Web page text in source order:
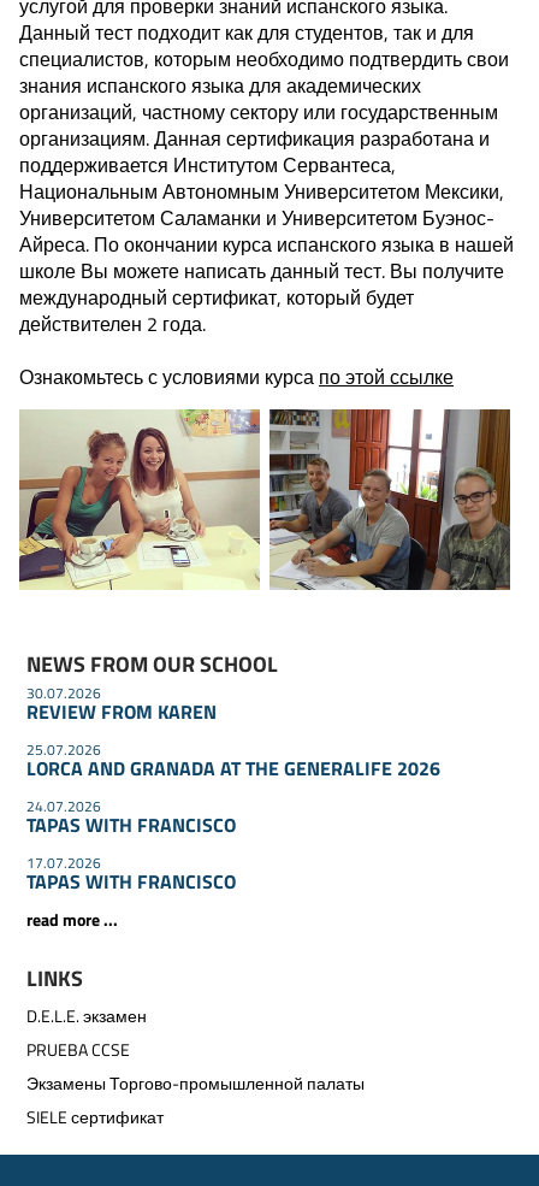
Данный тест подходит как для студентов, так и для
специалистов, которым необходимо подтвердить свои
знания испанского языка для академических
организаций, частному сектору или государственным
организациям. Данная сертификация разработана и
поддерживается Институтом Сервантеса,
Национальным Автономным Университетом Мексики,
Университетом Саламанки и Университетом Буэнос-
Айреса. По окончании курса испанского языка в нашей
школе Вы можете написать данный тест. Вы получите
международный сертификат, который будет
действителен 2 года.
Ознакомьтесь с условиями курса по этой ссылке
NEWS FROM OUR SCHOOL
30.07.2026
REVIEW FROM KAREN
25.07.2026
LORCA AND GRANADA AT THE GENERALIFE 2026
24.07.2026
TAPAS WITH FRANCISCO
17.07.2026
TAPAS WITH FRANCISCO
read more ...
LINKS
D.E.L.E. экзамен
PRUEBA CCSE
Экзамены Торгово-промышленной палаты
SIELE сертификат